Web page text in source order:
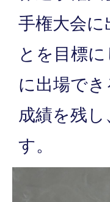
手権大会
とを目標
に出場で
成績を残
す。